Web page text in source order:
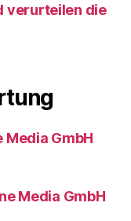
verurteilen die
Media GmbH
Media GmbH